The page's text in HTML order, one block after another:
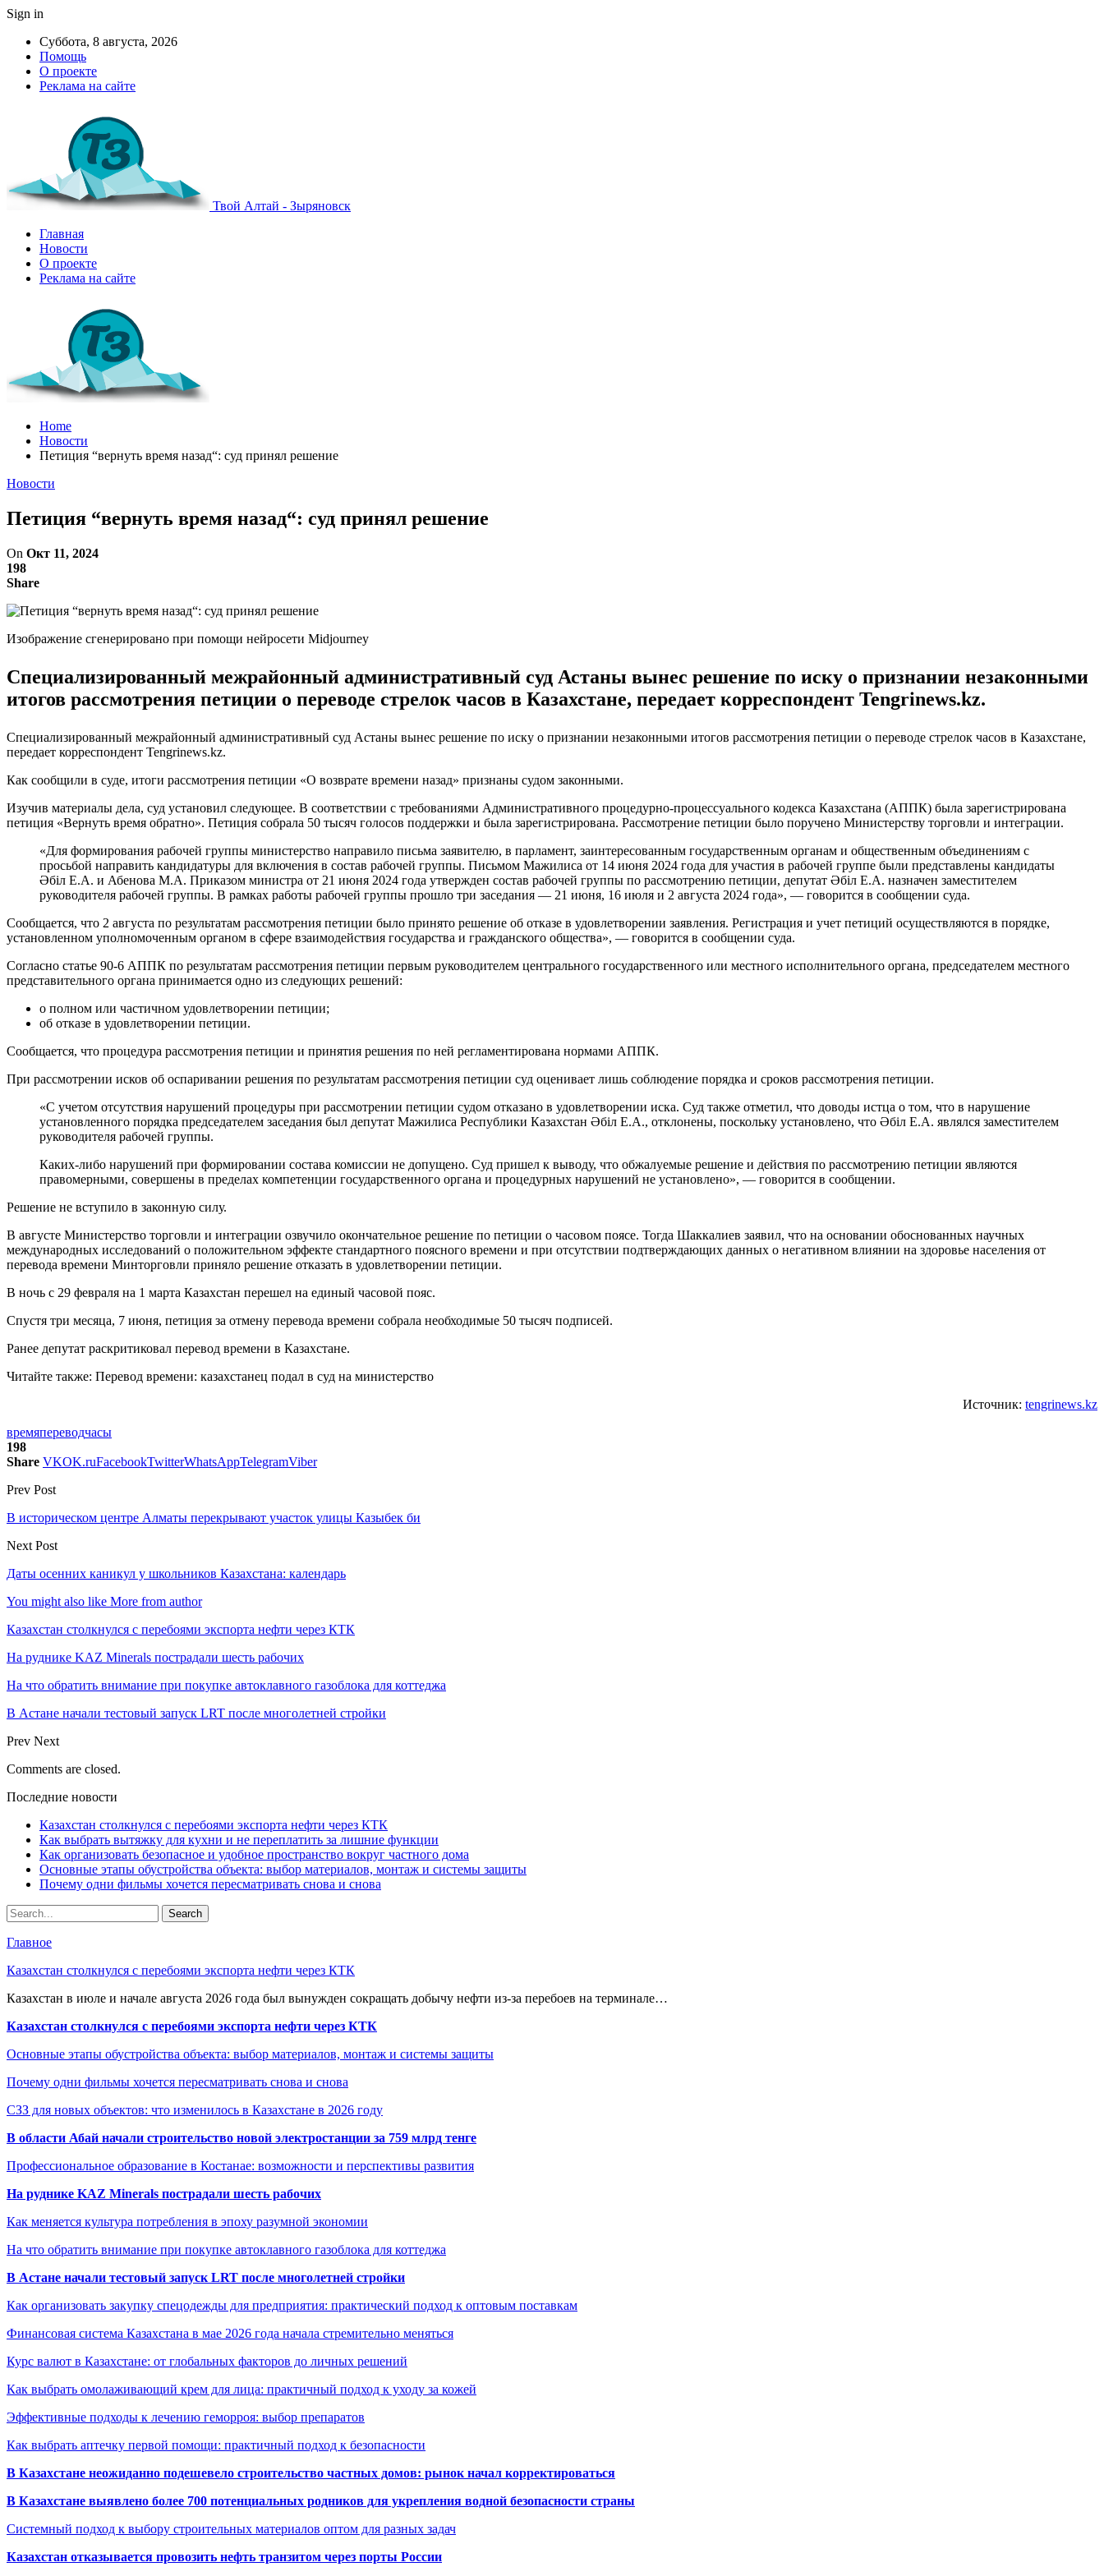
Sign in
Суббота, 8 августа, 2026
Помощь
О проекте
Реклама на сайте
Твой Алтай - Зыряновск
Главная
Новости
О проекте
Реклама на сайте
Home
Новости
Петиция “вернуть время назад“: суд принял решение
Новости
Петиция “вернуть время назад“: суд принял решение
On Окт 11, 2024
198
Share
Изображение сгенерировано при помощи нейросети Midjourney
Специализированный межрайонный административный суд Астаны вынес решение по иску о признании незаконными
итогов рассмотрения петиции о переводе стрелок часов в Казахстане, передает корреспондент Tengrinews.kz.
Специализированный межрайонный административный суд Астаны вынес решение по иску о признании незаконными итогов рассмотрения петиции о переводе стрелок часов в Казахстане,
передает корреспондент Tengrinews.kz.
Как сообщили в суде, итоги рассмотрения петиции «О возврате времени назад» признаны судом законными.
Изучив материалы дела, суд установил следующее. В соответствии с требованиями Административного процедурно-процессуального кодекса Казахстана (АППК) была зарегистрирована
петиция «Вернуть время обратно». Петиция собрала 50 тысяч голосов поддержки и была зарегистрирована. Рассмотрение петиции было поручено Министерству торговли и интеграции.
«Для формирования рабочей группы министерство направило письма заявителю, в парламент, заинтересованным государственным органам и общественным объединениям с
просьбой направить кандидатуры для включения в состав рабочей группы. Письмом Мажилиса от 14 июня 2024 года для участия в рабочей группе были представлены кандидаты
Әбіл Е.А. и Абенова М.А. Приказом министра от 21 июня 2024 года утвержден состав рабочей группы по рассмотрению петиции, депутат Әбіл Е.А. назначен заместителем
руководителя рабочей группы. В рамках работы рабочей группы прошло три заседания — 21 июня, 16 июля и 2 августа 2024 года», — говорится в сообщении суда.
Сообщается, что 2 августа по результатам рассмотрения петиции было принято решение об отказе в удовлетворении заявления. Регистрация и учет петиций осуществляются в порядке,
установленном уполномоченным органом в сфере взаимодействия государства и гражданского общества», — говорится в сообщении суда.
Согласно статье 90-6 АППК по результатам рассмотрения петиции первым руководителем центрального государственного или местного исполнительного органа, председателем местного
представительного органа принимается одно из следующих решений:
о полном или частичном удовлетворении петиции;
об отказе в удовлетворении петиции.
Сообщается, что процедура рассмотрения петиции и принятия решения по ней регламентирована нормами АППК.
При рассмотрении исков об оспаривании решения по результатам рассмотрения петиции суд оценивает лишь соблюдение порядка и сроков рассмотрения петиции.
«С учетом отсутствия нарушений процедуры при рассмотрении петиции судом отказано в удовлетворении иска. Суд также отметил, что доводы истца о том, что в нарушение
установленного порядка председателем заседания был депутат Мажилиса Республики Казахстан Әбіл Е.А., отклонены, поскольку установлено, что Әбіл Е.А. являлся заместителем
руководителя рабочей группы.
Каких-либо нарушений при формировании состава комиссии не допущено. Суд пришел к выводу, что обжалуемые решение и действия по рассмотрению петиции являются
правомерными, совершены в пределах компетенции государственного органа и процедурных нарушений не установлено», — говорится в сообщении.
Решение не вступило в законную силу.
В августе Министерство торговли и интеграции озвучило окончательное решение по петиции о часовом поясе. Тогда Шаккалиев заявил, что на основании обоснованных научных
международных исследований о положительном эффекте стандартного поясного времени и при отсутствии подтверждающих данных о негативном влиянии на здоровье населения от
перевода времени Минторговли приняло решение отказать в удовлетворении петиции.
В ночь с 29 февраля на 1 марта Казахстан перешел на единый часовой пояс.
Спустя три месяца, 7 июня, петиция за отмену перевода времени собрала необходимые 50 тысяч подписей.
Ранее депутат раскритиковал перевод времени в Казахстане.
Читайте также: Перевод времени: казахстанец подал в суд на министерство
Источник: tengrinews.kz
времяпереводчасы
198
Share VKOK.ruFacebookTwitterWhatsAppTelegramViber
Prev Post
В историческом центре Алматы перекрывают участок улицы Казыбек би
Next Post
Даты осенних каникул у школьников Казахстана: календарь
You might also like More from author
Казахстан столкнулся с перебоями экспорта нефти через КТК
На руднике KAZ Minerals пострадали шесть рабочих
На что обратить внимание при покупке автоклавного газоблока для коттеджа
В Астане начали тестовый запуск LRT после многолетней стройки
Prev Next
Comments are closed.
Последние новости
Казахстан столкнулся с перебоями экспорта нефти через КТК
Как выбрать вытяжку для кухни и не переплатить за лишние функции
Как организовать безопасное и удобное пространство вокруг частного дома
Основные этапы обустройства объекта: выбор материалов, монтаж и системы защиты
Почему одни фильмы хочется пересматривать снова и снова
Главное
Казахстан столкнулся с перебоями экспорта нефти через КТК
Казахстан в июле и начале августа 2026 года был вынужден сокращать добычу нефти из-за перебоев на терминале…
Казахстан столкнулся с перебоями экспорта нефти через КТК
Основные этапы обустройства объекта: выбор материалов, монтаж и системы защиты
Почему одни фильмы хочется пересматривать снова и снова
СЗЗ для новых объектов: что изменилось в Казахстане в 2026 году
В области Абай начали строительство новой электростанции за 759 млрд тенге
Профессиональное образование в Костанае: возможности и перспективы развития
На руднике KAZ Minerals пострадали шесть рабочих
Как меняется культура потребления в эпоху разумной экономии
На что обратить внимание при покупке автоклавного газоблока для коттеджа
В Астане начали тестовый запуск LRT после многолетней стройки
Как организовать закупку спецодежды для предприятия: практический подход к оптовым поставкам
Финансовая система Казахстана в мае 2026 года начала стремительно меняться
Курс валют в Казахстане: от глобальных факторов до личных решений
Как выбрать омолаживающий крем для лица: практичный подход к уходу за кожей
Эффективные подходы к лечению геморроя: выбор препаратов
Как выбрать аптечку первой помощи: практичный подход к безопасности
В Казахстане неожиданно подешевело строительство частных домов: рынок начал корректироваться
В Казахстане выявлено более 700 потенциальных родников для укрепления водной безопасности страны
Системный подход к выбору строительных материалов оптом для разных задач
Казахстан отказывается провозить нефть транзитом через порты России